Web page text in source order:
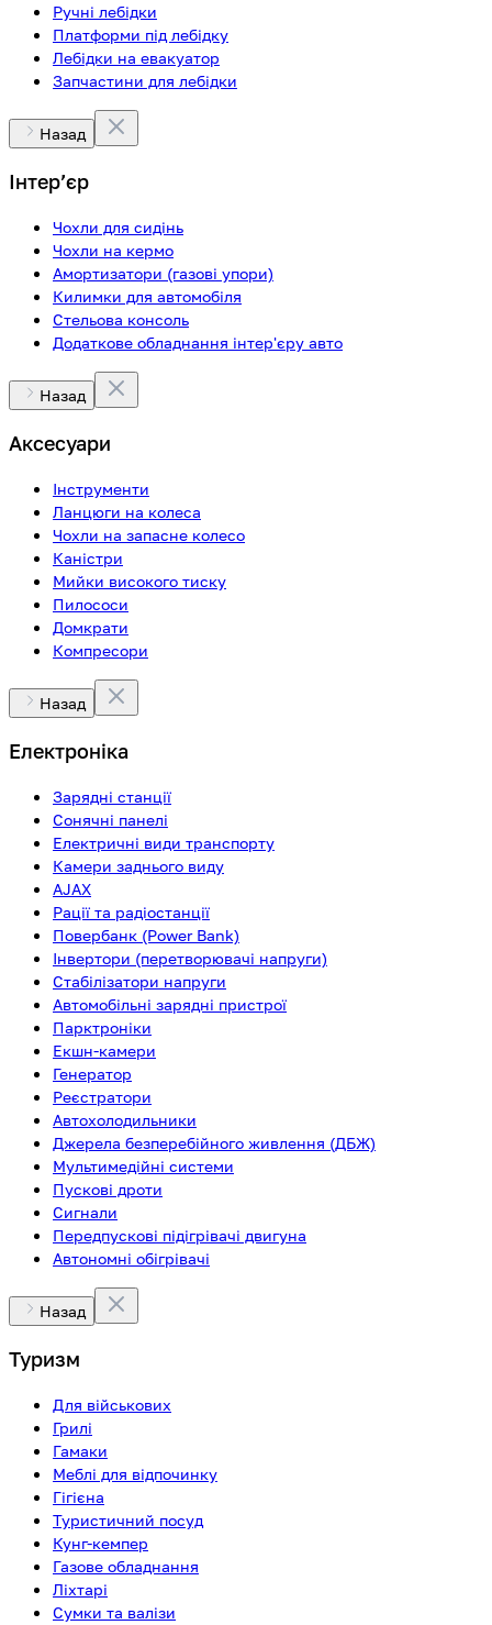
Ручні лебідки
Платформи під лебідку
Лебідки на евакуатор
Запчастини для лебідки
Назад
Інтерʼєр
Чохли для сидінь
Чохли на кермо
Амортизатори (газові упори)
Килимки для автомобіля
Стельова консоль
Додаткове обладнання інтер'єру авто
Назад
Аксесуари
Інструменти
Ланцюги на колеса
Чохли на запасне колесо
Каністри
Мийки високого тиску
Пилососи
Домкрати
Компресори
Назад
Електроніка
Зарядні станції
Сонячні панелі
Електричні види транспорту
Камери заднього виду
AJAX
Рації та радіостанції
Повербанк (Power Bank)
Інвертори (перетворювачі напруги)
Стабілізатори напруги
Автомобільні зарядні пристрої
Парктроніки
Екшн-камери
Генератор
Реєстратори
Автохолодильники
Джерела безперебійного живлення (ДБЖ)
Мультимедійні системи
Пускові дроти
Сигнали
Передпускові підігрівачі двигуна
Автономні обігрівачі
Назад
Туризм
Для військових
Грилі
Гамаки
Меблі для відпочинку
Гігієна
Туристичний посуд
Кунг-кемпер
Газове обладнання
Ліхтарі
Сумки та валізи